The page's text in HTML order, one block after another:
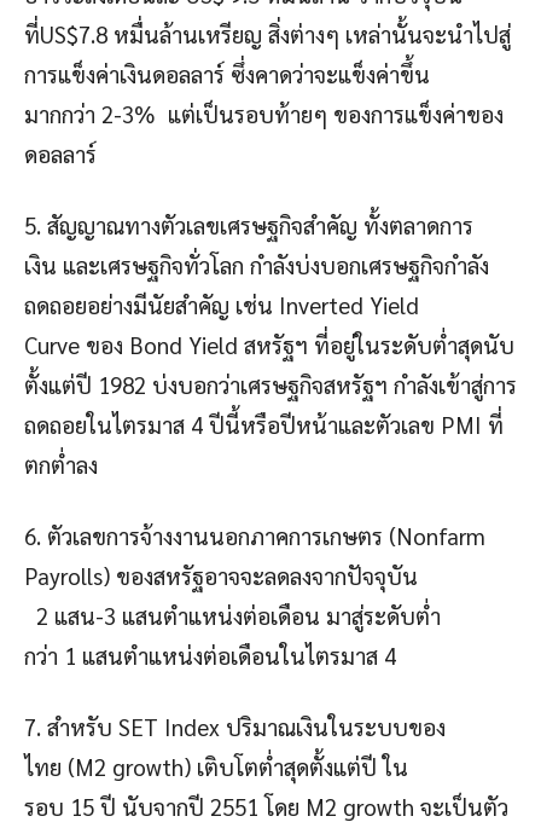
ที่US$7.8 หมื่นล้านเหรียญ สิ่งต่างๆ เหล่านั้นจะนำไปสู่
การแข็งค่าเงินดอลลาร์ ซึ่งคาดว่าจะแข็งค่าขึ้น
มากกว่า 2-3% แต่เป็นรอบท้ายๆ ของการแข็งค่าของ
ดอลลาร์
5. สัญญาณทางตัวเลขเศรษฐกิจสำคัญ ทั้งตลาดการ
เงิน และเศรษฐกิจทั่วโลก กำลังบ่งบอกเศรษฐกิจกำลัง
ถดถอยอย่างมีนัยสำคัญ เช่น Inverted Yield
Curve ของ Bond Yield สหรัฐฯ ที่อยู่ในระดับต่ำสุดนับ
ตั้งแต่ปี 1982 บ่งบอกว่าเศรษฐกิจสหรัฐฯ กำลังเข้าสู่การ
ถดถอยในไตรมาส 4 ปีนี้หรือปีหน้าและตัวเลข PMI ที่
ตกต่ำลง
6. ตัวเลขการจ้างงานนอกภาคการเกษตร (Nonfarm
Payrolls) ของสหรัฐอาจจะลดลงจากปัจจุบัน
2 แสน-3 แสนตำแหน่งต่อเดือน มาสู่ระดับต่ำ
กว่า 1 แสนตำแหน่งต่อเดือนในไตรมาส 4
7. สำหรับ SET Index ปริมาณเงินในระบบของ
ไทย (M2 growth) เติบโตต่ำสุดตั้งแต่ปี ใน
รอบ 15 ปี นับจากปี 2551 โดย M2 growth จะเป็นตัว